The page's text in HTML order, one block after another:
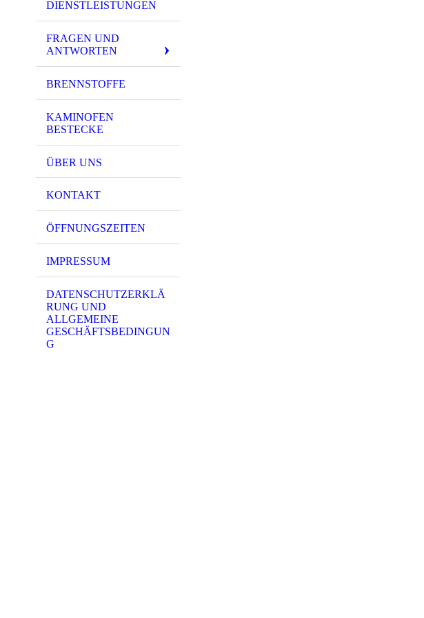
DIENSTLEISTUNGEN
FRAGEN UND
ANTWORTEN
BRENNSTOFFE
KAMINOFEN
BESTECKE
ÜBER UNS
KONTAKT
ÖFFNUNGSZEITEN
IMPRESSUM
DATENSCHUTZERKLÄ
RUNG UND
ALLGEMEINE
GESCHÄFTSBEDINGUN
G